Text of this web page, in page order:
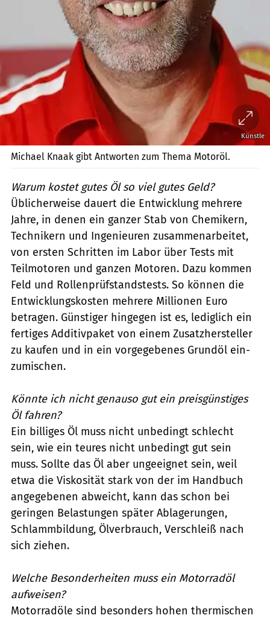
Künstle
Michael Knaak gibt Antworten zum Thema Motoröl.
Warum kostet gutes Öl so viel gutes Geld?
Üblicherweise dauert die Entwicklung mehrere
Jahre, in denen ein ganzer Stab von Chemikern,
Technikern und Ingenieuren zusammenarbeitet,
von ersten Schritten im Labor über Tests mit
Teilmotoren und ganzen Motoren. Dazu kommen
Feld und Rollenprüfstandstests. So können die
Entwicklungskosten mehrere Millionen Euro
betragen. Günstiger hingegen ist es, lediglich ein
fertiges Additivpaket von einem Zusatz­hersteller
zu kaufen und in ein vorge­gebenes Grundöl ein­
zumischen.
Könnte ich nicht genauso gut ein preisgünstiges
Öl fahren?
Ein billiges Öl muss nicht unbedingt schlecht
sein, wie ein teures nicht unbedingt gut sein
muss. Sollte das Öl aber ungeeignet sein, weil
etwa die Viskosität stark von der im Handbuch
angegebenen abweicht, kann das schon bei
geringen Belastungen später Ablagerungen,
Schlammbildung, Ölverbrauch, Verschleiß nach
sich ziehen.
Welche Besonderheiten muss ein Motorradöl
aufweisen?
Motorradöle sind besonders hohen thermischen